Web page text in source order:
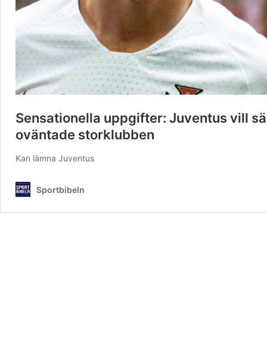
Sensationella uppgifter: Juventus vill
oväntade storklubben
Kan lämna Juventus
Sportbibeln